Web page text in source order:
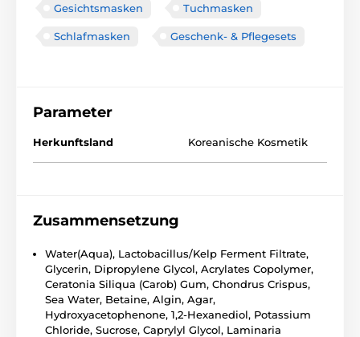
Gesichtsmasken Tuchmasken
Schlafmasken Geschenk- & Pflegesets
Parameter
Herkunftsland Koreanische Kosmetik
Zusammensetzung
Water(Aqua), Lactobacillus/Kelp Ferment Filtrate,
Glycerin, Dipropylene Glycol, Acrylates Copolymer,
Ceratonia Siliqua (Carob) Gum, Chondrus Crispus,
Sea Water, Betaine, Algin, Agar,
Hydroxyacetophenone, 1,2-Hexanediol, Potassium
Chloride, Sucrose, Caprylyl Glycol, Laminaria